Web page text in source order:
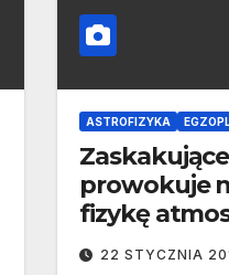
ASTROFIZYKA
prowokuje
fizykę
olbrzymów
22 STYCZNIA